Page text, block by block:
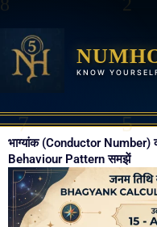
Skip
content
KNOW
भाग्यांक (Conductor
Behaviour Pattern समझें